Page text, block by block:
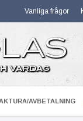
Vanliga frågor
AVBETALNING